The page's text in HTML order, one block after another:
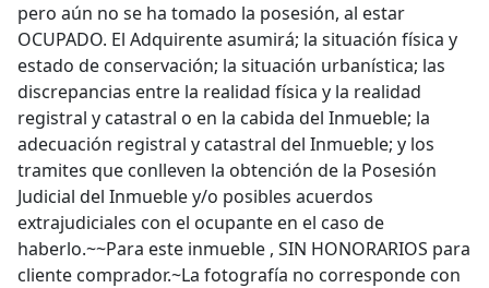
pero aún no se ha tomado la posesión, al estar
OCUPADO. El Adquirente asumirá; la situación física y
estado de conservación; la situación urbanística; las
discrepancias entre la realidad física y la realidad
registral y catastral o en la cabida del Inmueble; la
adecuación registral y catastral del Inmueble; y los
tramites que conlleven la obtención de la Posesión
Judicial del Inmueble y/o posibles acuerdos
extrajudiciales con el ocupante en el caso de
haberlo.~~Para este inmueble , SIN HONORARIOS para
cliente comprador.~La fotografía no corresponde con